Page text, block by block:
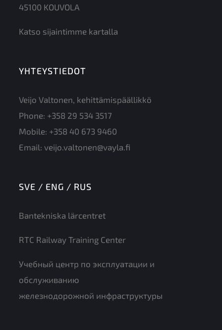
45100 KOUVOLA
Katso sijaintimme kartalla
YHTEYSTIEDOT
Veijo Valtonen, kehittämispäällikkö
Phone: +358 29 534 3517
Mobile: +358 40 673 9460
Email: veijo.valtonen@vayla.fi
SVE / ENG / RUS
Bantekniska lärcentret
RTC Railway Training Center
Учебный центр по эксплуатации и
обслуживанию
железнодорожной инфраструктуры